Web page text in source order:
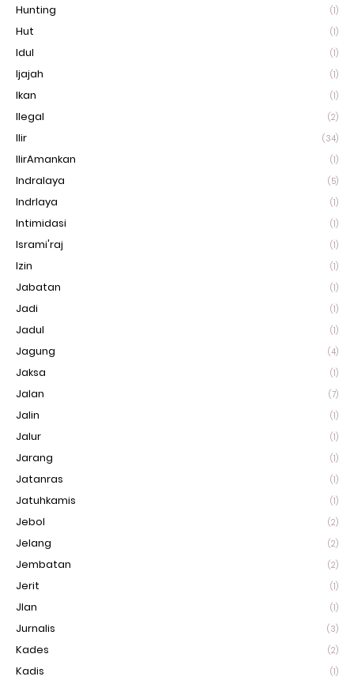
Hunting (1)
Hut (1)
Idul (1)
Ijajah (1)
Ikan (1)
Ilegal (2)
Ilir (34)
IlirAmankan (1)
Indralaya (5)
Indrlaya (1)
Intimidasi (1)
Isrami'raj (1)
Izin (1)
Jabatan (1)
Jadi (1)
Jadul (1)
Jagung (4)
Jaksa (1)
Jalan (7)
Jalin (1)
Jalur (1)
Jarang (1)
Jatanras (1)
Jatuhkamis (1)
Jebol (2)
Jelang (2)
Jembatan (2)
Jerit (1)
Jlan (1)
Jurnalis (3)
Kades (2)
Kadis (1)